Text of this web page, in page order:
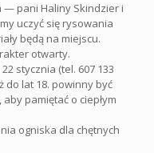
— pani Haliny Skindzier i
uczyć się rysowania
będą na miejscu.
otwarty.
stycznia (tel. 607 133
do lat 18. powinny być
pamiętać o ciepłym
ogniska dla chętnych